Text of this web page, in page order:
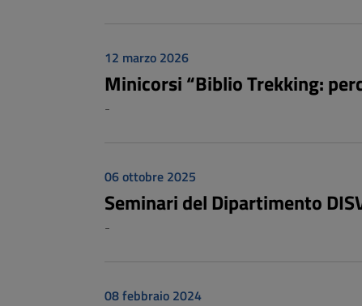
12 marzo 2026
Minicorsi “Biblio Trekking:
-
06 ottobre 2025
Seminari del Dipartimento
-
08 febbraio 2024